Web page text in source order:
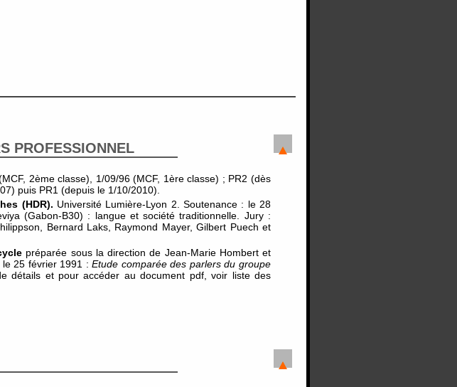
PROFESSIONNEL
2ème classe), 1/09/96 (MCF, 1ère classe) ; PR2 (dès
puis PR1 (depuis le 1/10/2010).
(HDR). Université Lumière-Lyon 2. Soutenance : le 28
(Gabon-B30) : langue et société traditionnelle. Jury :
Bernard Laks, Raymond Mayer, Gilbert Puech et
préparée sous la direction de Jean-Marie Hombert et
le 25 février 1991 :Etude comparée des parlers du groupe
détails et pour accéder au document pdf, voir liste des